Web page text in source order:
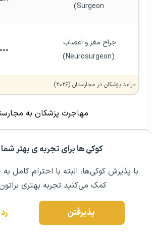
کوکی ها برای تجربه ی بهتر
با پذیرش کوکی‌ها، البته با احترام کامل
کمک می‌کنید تجربه بهتری
پذیرفتن
مشــاوره اولیه رایگان: ۰۲۱ ۴۳۰۰۰ ۰۲۱
Surgeon)
(Neurosurgeon)
درآمد پزشکان در مجارستان (۲۰۲۶)
مهاجرت پزشکان به
اقامت دانشجویی برای تحصیل
مجارستان بمانند و شهرونداناتحادیه
اقامت در این کشور نیاز به درخواست